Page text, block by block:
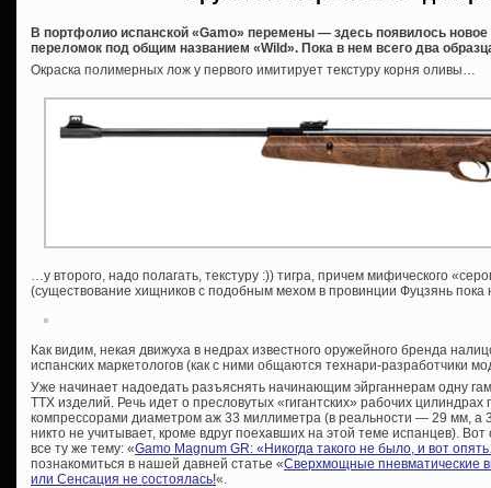
В портфолио испанской «Gamo» перемены — здесь появилось
переломок под общим названием «Wild». Пока в нем всего два
Окраска полимерных лож у первого имитирует текстуру корня оливы…
…у второго, надо полагать, текстуру :)) тигра, причем мифического
(существование хищников с подобным мехом в провинции Фуцзянь
Как видим, некая движуха в недрах известного оружейного бренда
испанских маркетологов (как с ними общаются технари-разработчики
Уже начинает надоедать разъяснять начинающим эйрганнерам одну
ТТХ изделий. Речь идет о пресловутых «гигантских» рабочих
компрессорами диаметром аж 33 миллиметра (в реальности — 29 мм,
никто не учитывает, кроме вдруг поехавших на этой теме испанцев).
все ту же тему: «Gamo Magnum GR: «Никогда такого не было, и вот
познакомиться в нашей давней статье «Сверхмощные пневматические
или Сенсация не состоялась!«.